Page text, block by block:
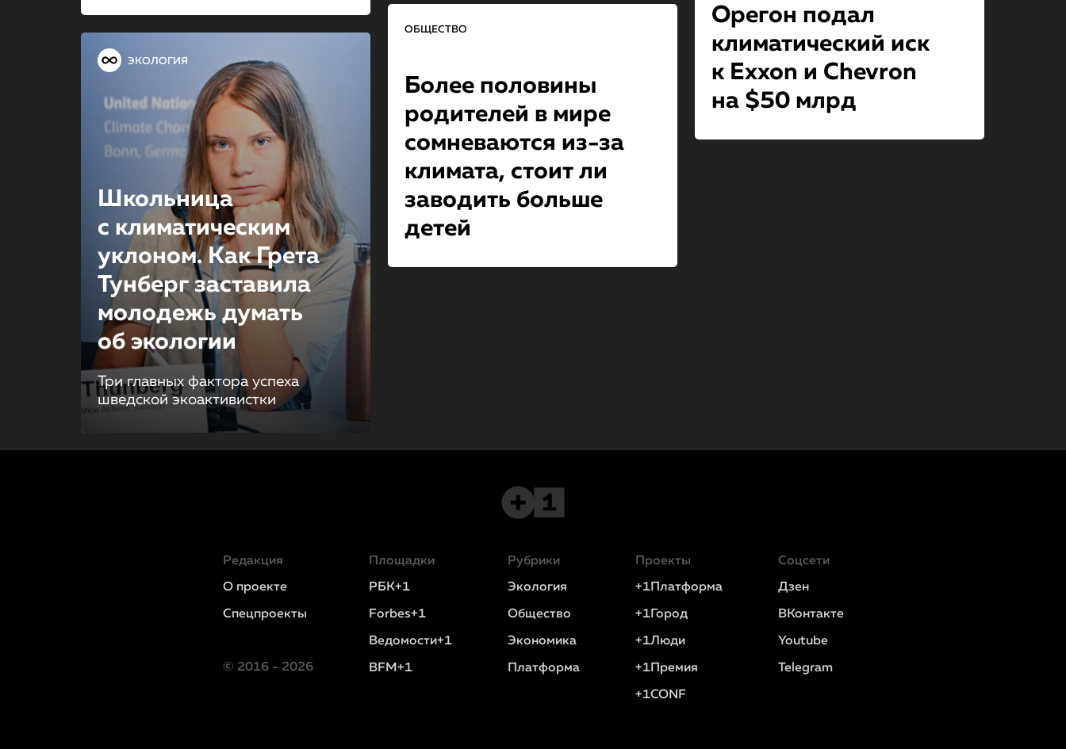
Орегон подал
климатический иск
к Exxon и Chevron
на $50 млрд
ОБЩЕСТВО
Более половины
родителей в мире
сомневаются из-за
климата, стоит ли
заводить больше
детей
ЭКОЛОГИЯ
Школьница
с климатическим
уклоном. Как Грета
Тунберг заставила
молодежь думать
об экологии
Три главных фактора успеха
шведской экоактивистки
Редакция
О проекте
Спецпроекты
© 2016 - 2026
Площадки
РБК+1
Forbes+1
Ведомости+1
BFM+1
Рубрики
Экология
Общество
Экономика
Платформа
Проекты
+1Платформа
+1Город
+1Люди
+1Премия
+1CONF
Соцсети
Дзен
ВКонтакте
Youtube
Telegram